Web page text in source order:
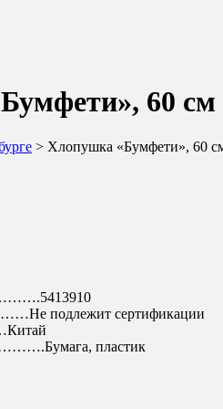
60 см
> Хлопушка «Бумфети», 60
подлежит сертификации
пластик